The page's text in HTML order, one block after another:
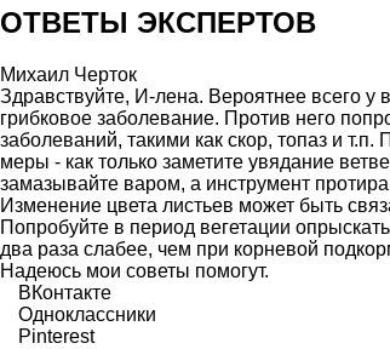
ОТВЕТЫ ЭКСПЕРТОВ
Михаил Черток
Здравствуйте, И-лена. Вероятнее всего у
грибковое заболевание. Против него
заболеваний, такими как скор, топаз и
меры - как только заметите увядание
замазывайте варом, а инструмент
Изменение цвета листьев может быть
Попробуйте в период вегетации
два раза слабее, чем при корневой
Надеюсь мои советы помогут.
ВКонтакте
Одноклассники
Pinterest